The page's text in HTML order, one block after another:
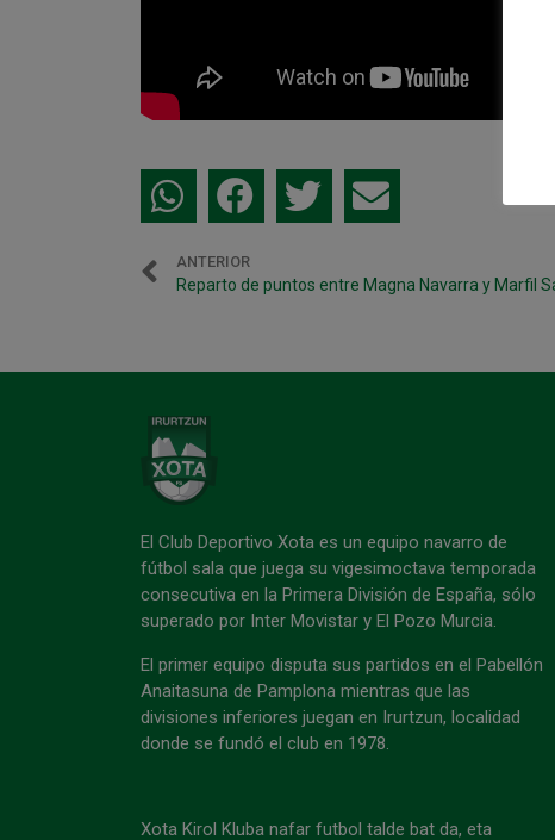
ANTERIOR
El Club Deportivo Xota es un equipo navarro de
fútbol sala que juega su vigesimoctava temporada
consecutiva en la Primera División de España, sólo
superado por Inter Movistar y El Pozo Murcia.
El primer equipo disputa sus partidos en el Pabellón
Anaitasuna de Pamplona mientras que las
divisiones inferiores juegan en Irurtzun, localidad
donde se fundó el club en 1978.
Xota Kirol Kluba nafar futbol talde bat da, eta